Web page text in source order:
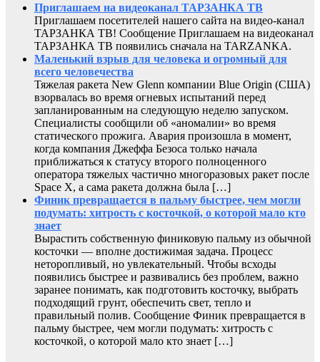
Приглашаем на видеоканал ТАРЗАНКА ТВ
Приглашаем посетителей нашего сайта на видео-канал
ТАРЗАНКА ТВ! Сообщение Приглашаем на видеоканал
ТАРЗАНКА ТВ появились сначала на TARZANKA.
Маленький взрыв для человека и огромный для
всего человечества
Тяжелая ракета New Glenn компании Blue Origin (США)
взорвалась во время огневых испытаний перед
запланированным на следующую неделю запуском.
Специалисты сообщили об «аномалии» во время
статического прожига. Авария произошла в момент,
когда компания Джеффа Безоса только начала
приближаться к статусу второго полноценного
оператора тяжелых частично многоразовых ракет после
Space X, а сама ракета должна была […]
Финик превращается в пальму быстрее, чем могли
подумать: хитрость с косточкой, о которой мало кто
знает
Вырастить собственную финиковую пальму из обычной
косточки — вполне достижимая задача. Процесс
неторопливый, но увлекательный. Чтобы всходы
появились быстрее и развивались без проблем, важно
заранее понимать, как подготовить косточку, выбрать
подходящий грунт, обеспечить свет, тепло и
правильный полив. Сообщение Финик превращается в
пальму быстрее, чем могли подумать: хитрость с
косточкой, о которой мало кто знает […]